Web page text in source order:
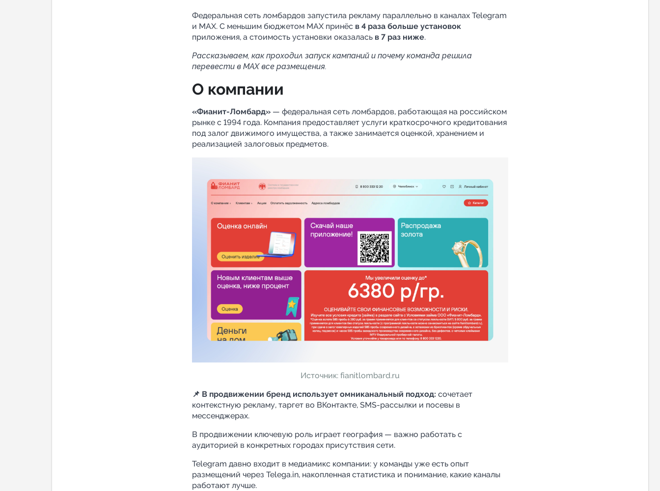
Аналитика Telegram
Федеральная сеть ломбардов запустила рекламу параллельно в каналах Telegram
и MАХ. С меньшим бюджетом MАХ принёс в 4 раза больше установок
приложения, а стоимость установки оказалась в 7 раз ниже.
Рассказываем, как проходил запуск кампаний и почему команда решила
перевести в МАХ все размещения.
О компании
«Фианит-Ломбард» — федеральная сеть ломбардов, работающая на российском
рынке с 1994 года. Компания предоставляет услуги краткосрочного кредитования
под залог движимого имущества, а также занимается оценкой, хранением и
реализацией залоговых предметов.
Источник: fianitlombard.ru
📌 В продвижении бренд использует омниканальный подход: сочетает
контекстную рекламу, таргет во ВКонтакте, SMS-рассылки и посевы в
мессенджерах.
В продвижении ключевую роль играет география — важно работать с
аудиторией в конкретных городах присутствия сети.
Telegram давно входит в медиамикс компании: у команды уже есть опыт
размещений через Telega.in, накопленная статистика и понимание, какие каналы
работают лучше.